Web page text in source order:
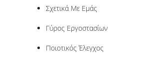
Σχετικά Με Εμάς
Γύρος Εργοστασίων
Ποιοτικός Έλεγχος